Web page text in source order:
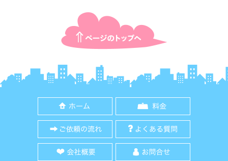
ご依頼の流れ
会社概要